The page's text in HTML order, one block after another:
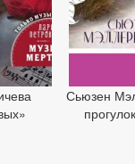
Сьюзен